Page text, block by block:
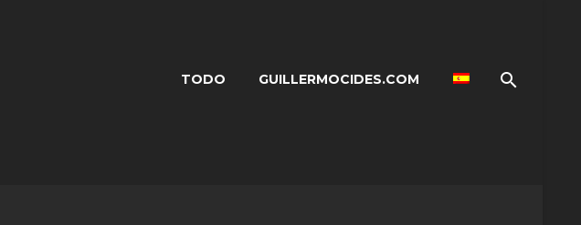
TODO GUILLERMOCIDES.COM